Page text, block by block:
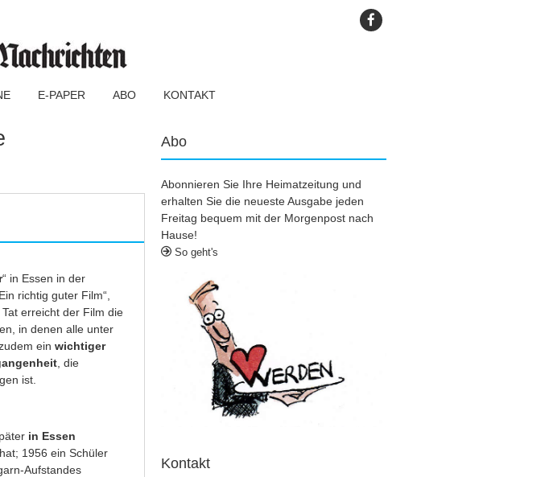
E-PAPER ABO KONTAKT
“ in Essen in der
richtig guter Film“,
erreicht der Film die
in denen alle unter
ein wichtiger
, die
ist.
in Essen
1956 ein Schüler
Aufstandes
Abo
Abonnieren Sie Ihre Heimatzeitung und
erhalten Sie die neueste Ausgabe jeden
Freitag bequem mit der Morgenpost nach
Hause!
So geht's
Kontakt